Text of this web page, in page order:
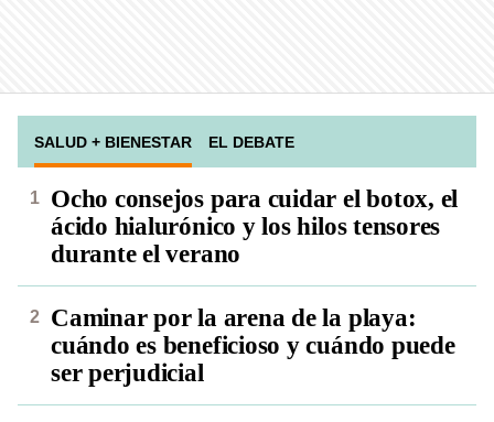
SALUD + BIENESTAR EL DEBATE
Ocho consejos para cuidar el botox, el
ácido hialurónico y los hilos tensores
durante el verano
Caminar por la arena de la playa:
cuándo es beneficioso y cuándo puede
ser perjudicial